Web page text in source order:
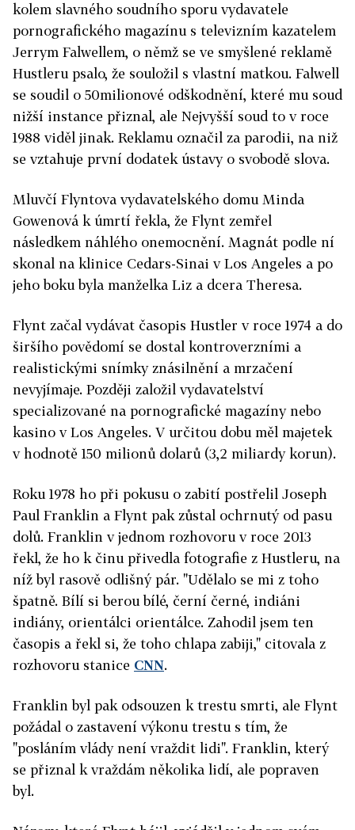
kolem slavného soudního sporu vydavatele
pornografického magazínu s televizním kazatelem
Jerrym Falwellem, o němž se ve smyšlené reklamě
Hustleru psalo, že souložil s vlastní matkou. Falwell
se soudil o 50milionové odškodnění, které mu soud
nižší instance přiznal, ale Nejvyšší soud to v roce
1988 viděl jinak. Reklamu označil za parodii, na niž
se vztahuje první dodatek ústavy o svobodě slova.
Mluvčí Flyntova vydavatelského domu Minda
Gowenová k úmrtí řekla, že Flynt zemřel
následkem náhlého onemocnění. Magnát podle ní
skonal na klinice Cedars-Sinai v Los Angeles a po
jeho boku byla manželka Liz a dcera Theresa.
Flynt začal vydávat časopis Hustler v roce 1974 a do
širšího povědomí se dostal kontroverzními a
realistickými snímky znásilnění a mrzačení
nevyjímaje. Později založil vydavatelství
specializované na pornografické magazíny nebo
kasino v Los Angeles. V určitou dobu měl majetek
v hodnotě 150 milionů dolarů (3,2 miliardy korun).
Roku 1978 ho při pokusu o zabití postřelil Joseph
Paul Franklin a Flynt pak zůstal ochrnutý od pasu
dolů. Franklin v jednom rozhovoru v roce 2013
řekl, že ho k činu přivedla fotografie z Hustleru, na
níž byl rasově odlišný pár. "Udělalo se mi z toho
špatně. Bílí si berou bílé, černí černé, indiáni
indiány, orientálci orientálce. Zahodil jsem ten
časopis a řekl si, že toho chlapa zabiji," citovala z
rozhovoru stanice CNN.
Franklin byl pak odsouzen k trestu smrti, ale Flynt
požádal o zastavení výkonu trestu s tím, že
"posláním vlády není vraždit lidi". Franklin, který
se přiznal k vraždám několika lidí, ale popraven
byl.